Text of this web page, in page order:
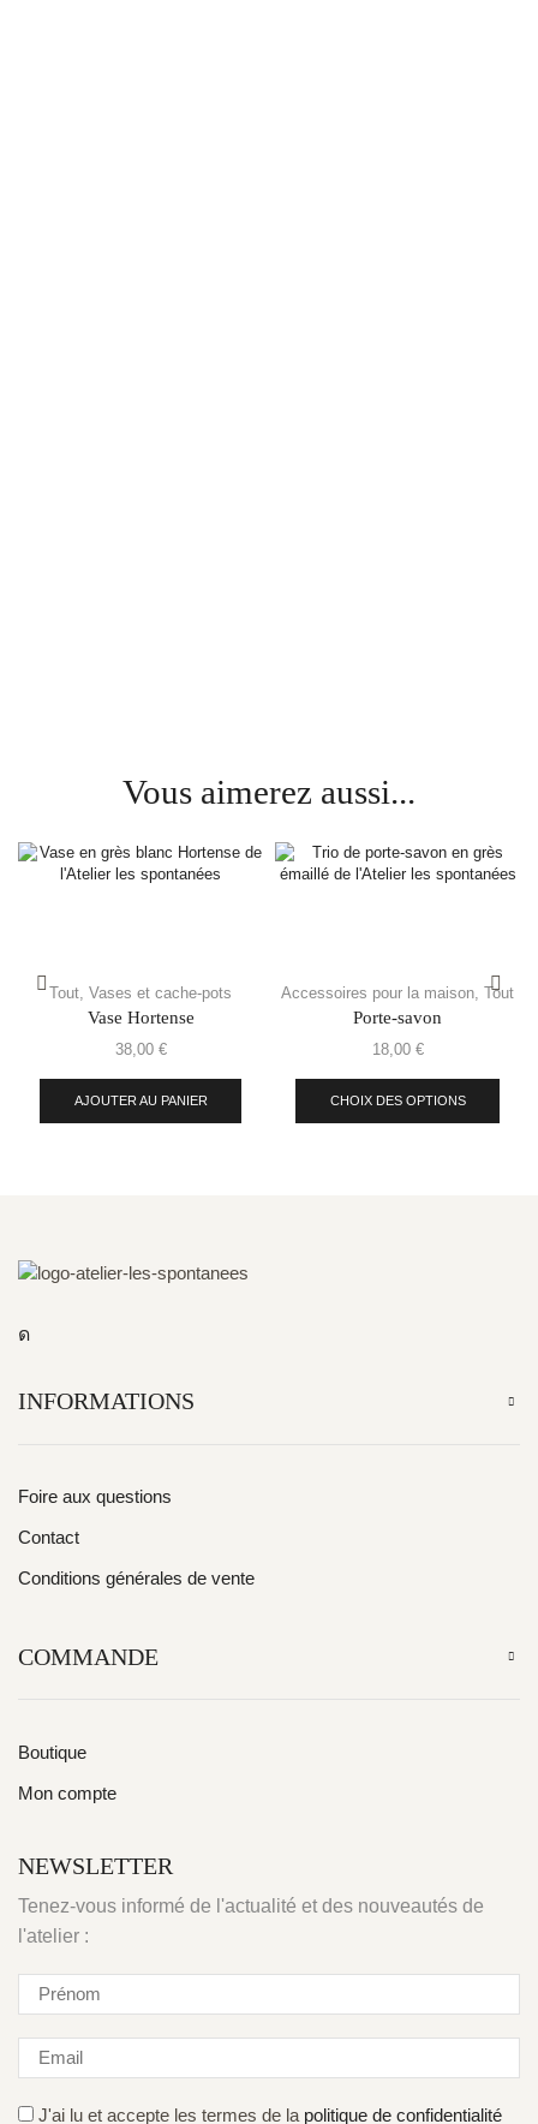
Vous aimerez aussi...
Tout, Vases et cache-pots
Vase Hortense
38,00 €
AJOUTER AU PANIER
Accessoires pour la maison, Tout
Porte-savon
18,00 €
CHOIX DES OPTIONS
INFORMATIONS
Foire aux questions
Contact
Conditions générales de vente
COMMANDE
Boutique
Mon compte
NEWSLETTER
Tenez-vous informé de l'actualité et des nouveautés de
l'atelier :
J'ai lu et accepte les termes de la politique de confidentialité